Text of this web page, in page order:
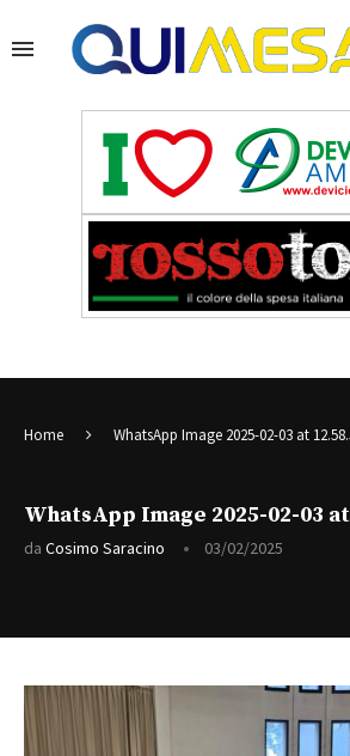
Home WhatsApp Image 2025-02-03 at
WhatsApp Image 2025-02-03 at
da Cosimo Saracino 03/02/2025